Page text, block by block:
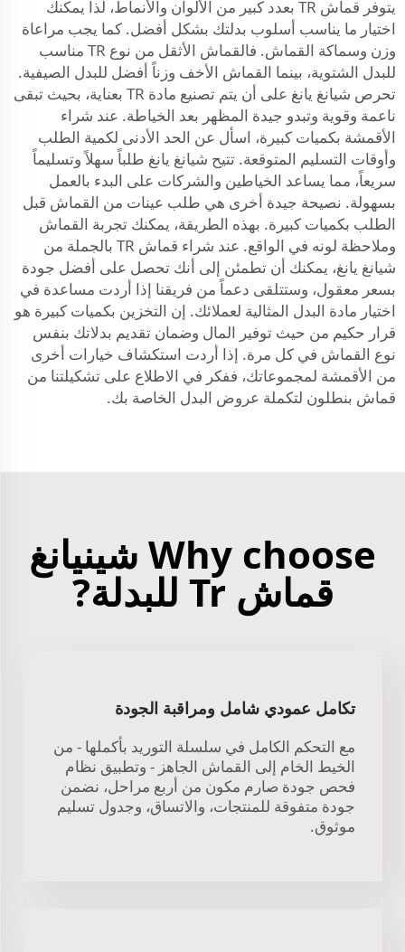
يتوفر قماش TR بعدد كبير من الألوان والأنماط، لذا يمكنك
اختيار ما يناسب أسلوب بدلتك بشكل أفضل. كما يجب مراعاة
وزن وسماكة القماش. فالقماش الأثقل من نوع TR مناسب
للبدل الشتوية، بينما القماش الأخف وزناً أفضل للبدل الصيفية.
تحرص شيانغ يانغ على أن يتم تصنيع مادة TR بعناية، بحيث تبقى
ناعمة وقوية وتبدو جيدة المظهر بعد الخياطة. عند شراء
الأقمشة بكميات كبيرة، اسأل عن الحد الأدنى لكمية الطلب
وأوقات التسليم المتوقعة. تتيح شيانغ يانغ طلباً سهلاً وتسليماً
سريعاً، مما يساعد الخياطين والشركات على البدء بالعمل
بسهولة. نصيحة جيدة أخرى هي طلب عينات من القماش قبل
الطلب بكميات كبيرة. بهذه الطريقة، يمكنك تجربة القماش
وملاحظة لونه في الواقع. عند شراء قماش TR بالجملة من
شيانغ يانغ، يمكنك أن تطمئن إلى أنك تحصل على أفضل جودة
بسعر معقول، وستتلقى دعماً من فريقنا إذا أردت مساعدة في
اختيار مادة البدل المثالية لعملائك. إن التخزين بكميات كبيرة هو
قرار حكيم من حيث توفير المال وضمان تقديم بدلاتك بنفس
نوع القماش في كل مرة. إذا أردت استكشاف خيارات أخرى
من الأقمشة لمجموعاتك، ففكر في الاطلاع على تشكيلتنا من
قماش بنطلون لتكملة عروض البدل الخاصة بك.
Why choose شينيانغ
قماش Tr للبدلة?
تكامل عمودي شامل ومراقبة الجودة
مع التحكم الكامل في سلسلة التوريد بأكملها - من
الخيط الخام إلى القماش الجاهز - وتطبيق نظام
فحص جودة صارم مكون من أربع مراحل، نضمن
جودة متفوقة للمنتجات، والاتساق، وجدول تسليم
موثوق.